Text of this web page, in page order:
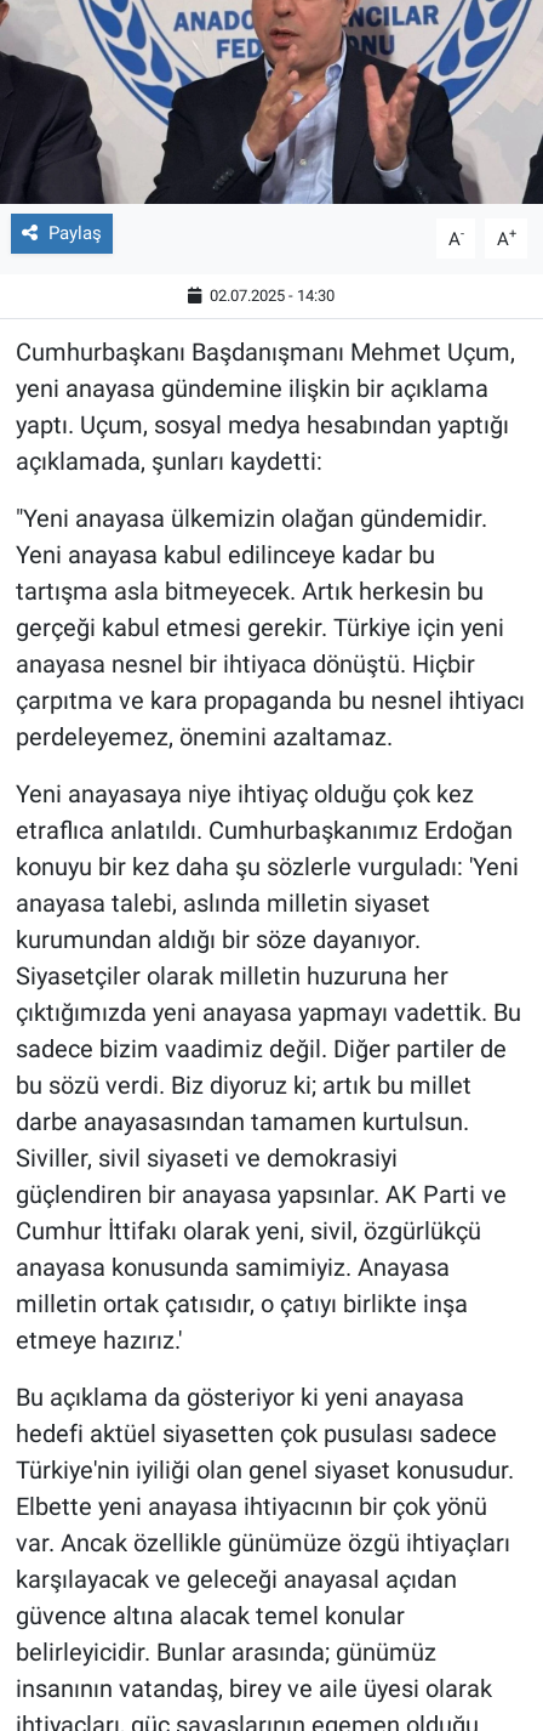
Paylaş A- A+
02.07.2025 - 14:30
Cumhurbaşkanı Başdanışmanı Mehmet Uçum,
yeni anayasa gündemine ilişkin bir açıklama
yaptı. Uçum, sosyal medya hesabından yaptığı
açıklamada, şunları kaydetti:
"Yeni anayasa ülkemizin olağan gündemidir.
Yeni anayasa kabul edilinceye kadar bu
tartışma asla bitmeyecek. Artık herkesin bu
gerçeği kabul etmesi gerekir. Türkiye için yeni
anayasa nesnel bir ihtiyaca dönüştü. Hiçbir
çarpıtma ve kara propaganda bu nesnel ihtiyacı
perdeleyemez, önemini azaltamaz.
Yeni anayasaya niye ihtiyaç olduğu çok kez
etraflıca anlatıldı. Cumhurbaşkanımız Erdoğan
konuyu bir kez daha şu sözlerle vurguladı: 'Yeni
anayasa talebi, aslında milletin siyaset
kurumundan aldığı bir söze dayanıyor.
Siyasetçiler olarak milletin huzuruna her
çıktığımızda yeni anayasa yapmayı vadettik. Bu
sadece bizim vaadimiz değil. Diğer partiler de
bu sözü verdi. Biz diyoruz ki; artık bu millet
darbe anayasasından tamamen kurtulsun.
Siviller, sivil siyaseti ve demokrasiyi
güçlendiren bir anayasa yapsınlar. AK Parti ve
Cumhur İttifakı olarak yeni, sivil, özgürlükçü
anayasa konusunda samimiyiz. Anayasa
milletin ortak çatısıdır, o çatıyı birlikte inşa
etmeye hazırız.'
Bu açıklama da gösteriyor ki yeni anayasa
hedefi aktüel siyasetten çok pusulası sadece
Türkiye'nin iyiliği olan genel siyaset konusudur.
Elbette yeni anayasa ihtiyacının bir çok yönü
var. Ancak özellikle günümüze özgü ihtiyaçları
karşılayacak ve geleceği anayasal açıdan
güvence altına alacak temel konular
belirleyicidir. Bunlar arasında; günümüz
insanının vatandaş, birey ve aile üyesi olarak